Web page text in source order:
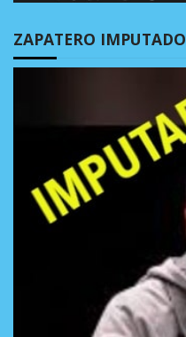
ZAPATERO IMPUTADO